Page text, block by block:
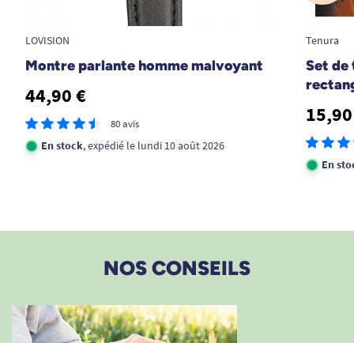
1
LOVISION
Montre parlante homme malvoyant
44,90 €
80 avis
En stock, expédié le lundi 10 août 2026
Tenura
Set de
En
NOS CONSEILS